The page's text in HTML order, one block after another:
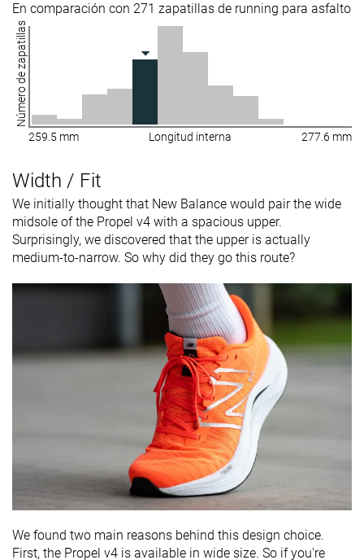
En comparación con 271 zapatillas de running para asfalto
Número de zapatillas
259.5 mm Longitud interna 277.6 mm
Width / Fit
We initially thought that New Balance would pair the wide
midsole of the Propel v4 with a spacious upper.
Surprisingly, we discovered that the upper is actually
medium-to-narrow. So why did they go this route?
We found two main reasons behind this design choice.
First, the Propel v4 is available in wide size. So if you're